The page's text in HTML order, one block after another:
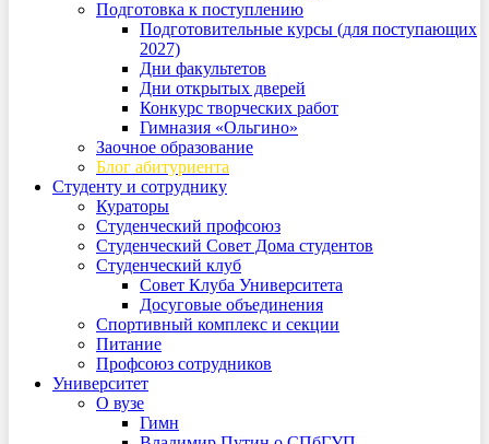
Подготовка к поступлению
Подготовительные курсы (для поступающих
2027)
Дни факультетов
Дни открытых дверей
Конкурс творческих работ
Гимназия «Ольгино»
Заочное образование
Блог абитуриента
Студенту и сотруднику
Кураторы
Студенческий профсоюз
Студенческий Совет Дома студентов
Студенческий клуб
Совет Клуба Университета
Досуговые объединения
Спортивный комплекс и секции
Питание
Профсоюз сотрудников
Университет
О вузе
Гимн